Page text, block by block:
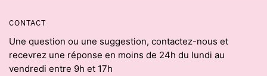
CONTACT
Une question ou une suggestion, contactez-nous et
recevrez une réponse en moins de 24h du lundi au
vendredi entre 9h et 17h